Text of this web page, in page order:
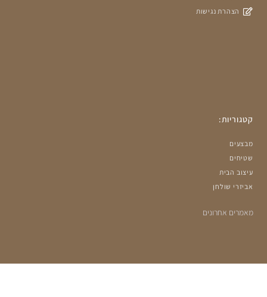
הצהרת נגישות
קטגוריות:
מבצעים
שטיחים
עיצוב הבית
אביזרי שולחן
מאמרים אחרונים